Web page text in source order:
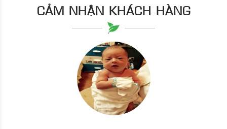
CẢM NHẬN KHÁCH HÀNG